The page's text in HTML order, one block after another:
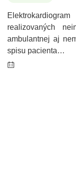
realizovaných
ambulantnej aj
spisu pacienta…